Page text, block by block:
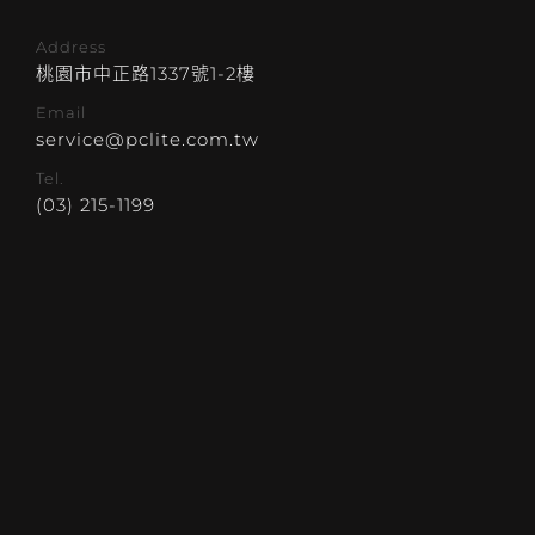
Address
桃園市中正路1337號1-2樓
Email
service@pclite.com.tw
Tel.
(03) 215-1199